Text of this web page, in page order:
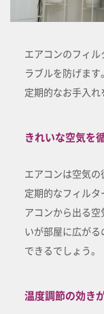
エアコンのフィ
ラブルを防げます
定期的なお手入れ
きれいな空気を
エアコンは空気の
定期的なフィル
アコンから出る
いが部屋に広が
できるでしょう。
温度調節の効き